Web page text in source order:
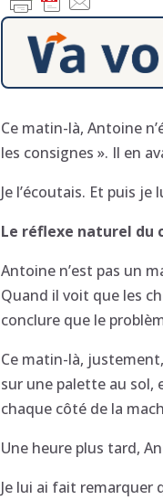
Ce matin-là, Antoine
les consignes ». Il en
Je l’écoutais. Et puis
Le réflexe naturel du
Antoine n’est pas un
Quand il voit que les
conclure que le
Ce matin-là,
sur une palette au sol,
chaque côté de la
Une heure plus tard,
Je lui ai fait remarquer